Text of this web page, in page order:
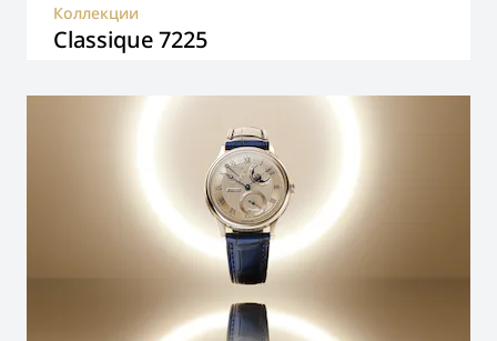
Classique 7225
Коллекции